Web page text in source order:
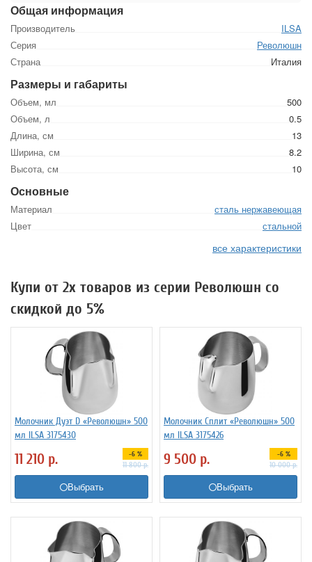
Общая информация
Производитель
ILSA
Серия
Революшн
Страна
Италия
Размеры и габариты
Объем, мл
500
Объем, л
0.5
Длина, см
13
Ширина, см
8.2
Высота, см
10
Основные
Материал
сталь нержавеющая
Цвет
стальной
все характеристики
Купи от 2х товаров из серии Революшн со
скидкой до 5%
Молочник Дуэт D «Революшн» 500
мл ILSA 3175430
11 210 р. -6 %
11 800р.
Выбрать
Молочник Сплит «Революшн» 500
мл ILSA 3175426
9 500 р. -6 %
10 000р.
Выбрать